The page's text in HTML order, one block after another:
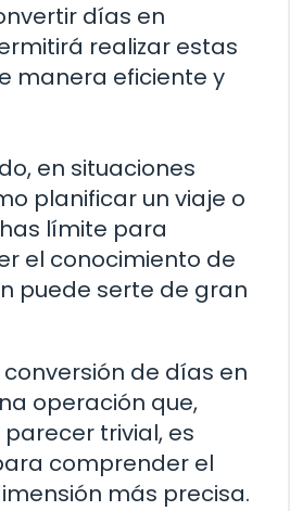
días en
realizar estas
manera eficiente y
en situaciones
planificar un viaje o
límite para
el conocimiento de
puede serte de gran
conversión de días en
operación que,
trivial, es
comprender el
más precisa.